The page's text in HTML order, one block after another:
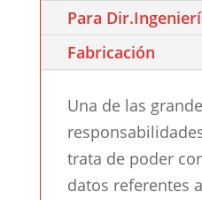
Para
Fabricación
Una de las
trata de poder
datos referentes